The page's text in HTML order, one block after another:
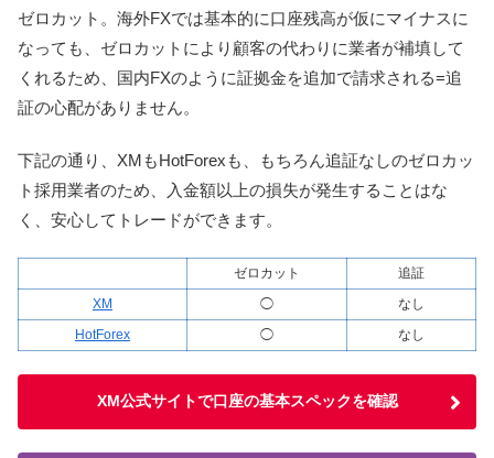
ゼロカット。海外FXでは基本的に口座残高が仮にマイナスに
なっても、ゼロカットにより顧客の代わりに業者が補填して
くれるため、国内FXのように証拠金を追加で請求される=追
証の心配がありません。
下記の通り、XMもHotForexも、もちろん追証なしのゼロカッ
ト採用業者のため、入金額以上の損失が発生することはな
く、安心してトレードができます。
ゼロカット
追証
XM
◯
なし
HotForex
◯ なし
XM公式サイトで口座の基本スペックを確認